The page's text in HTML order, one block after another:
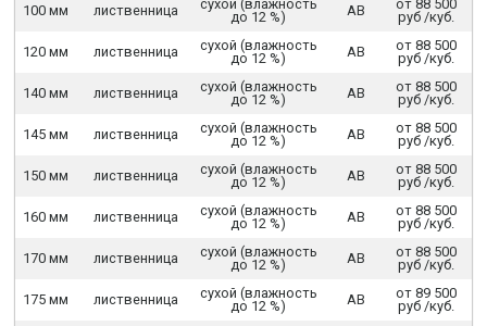
100 мм лиственница
сухой (влажность
до 12 %)
АВ
от 88 500
руб /куб.
120 мм лиственница
сухой (влажность
до 12 %)
АВ
от 88 500
руб /куб.
140 мм лиственница
сухой (влажность
до 12 %)
АВ
от 88 500
руб /куб.
145 мм лиственница
сухой (влажность
до 12 %)
АВ
от 88 500
руб /куб.
150 мм лиственница
сухой (влажность
до 12 %)
АВ
от 88 500
руб /куб.
160 мм лиственница
сухой (влажность
до 12 %)
АВ
от 88 500
руб /куб.
170 мм лиственница
сухой (влажность
до 12 %)
АВ
от 88 500
руб /куб.
175 мм лиственница
сухой (влажность
до 12 %)
АВ
от 89 500
руб /куб.